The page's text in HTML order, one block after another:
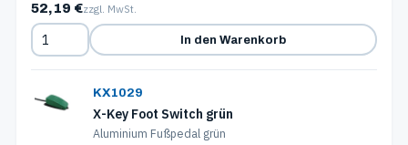
52,19 €zzgl. MwSt.
In den Warenkorb
KX1029
X-Key Foot Switch grün
Aluminium Fußpedal grün